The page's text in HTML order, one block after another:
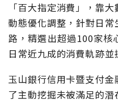
「百大指定消費」，靠
動態優化調整，針對日
路，精選出超過100家核
日常近九成的消費軌跡並
玉山銀行信用卡暨支付
了主動挖掘未被滿足的